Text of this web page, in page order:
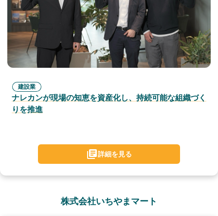
建設業
ナレカンが現場の知恵を資産化し、持続可能な組織づく
りを推進
詳細を見る
株式会社いちやまマート